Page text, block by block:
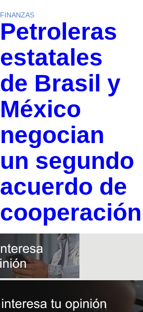
FINANZAS
Petroleras
estatales
de Brasil y
México
negocian
un segundo
acuerdo de
cooperación